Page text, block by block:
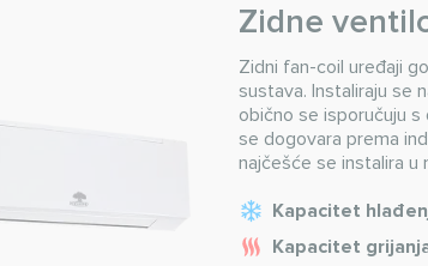
Zidne
Zidni fan-coil uređaji
sustava. Instaliraju se
obično se isporučuju
se dogovara prema
najčešće se instalira u
Kapacitet
Kapacitet